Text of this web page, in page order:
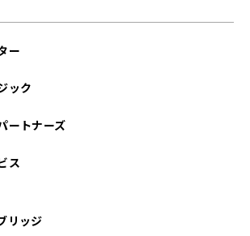
ー
ック
ートナーズ
ス
リッジ